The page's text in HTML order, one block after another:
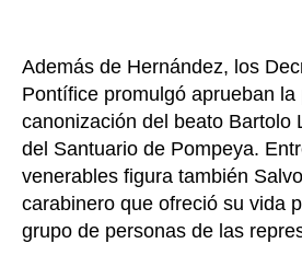
Además de Hernández, los
Pontífice promulgó aprueban la
canonización del beato Bartolo
del Santuario de Pompeya.
venerables figura también
carabinero que ofreció su vida
grupo de personas de las